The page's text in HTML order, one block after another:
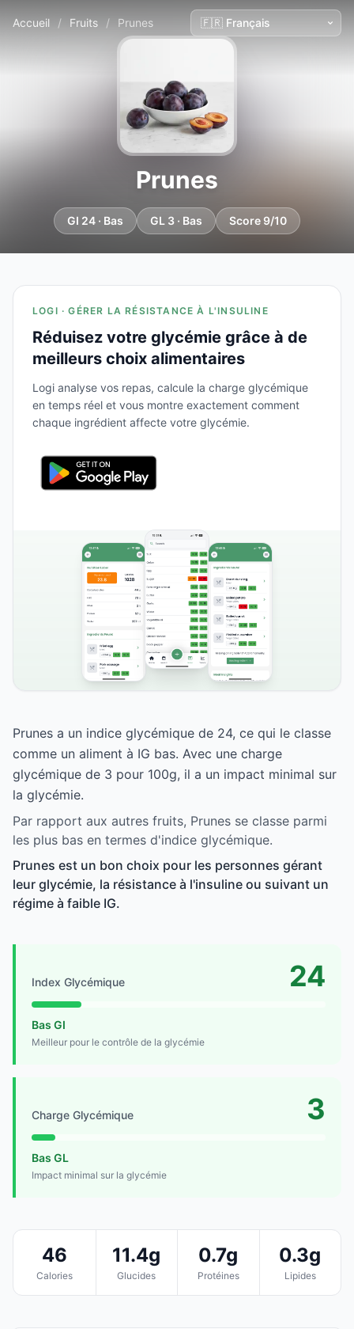
Accueil / Fruits / Prunes
Prunes
GI 24 · Bas GL 3 · Bas Score 9/10
LOGI · GÉRER LA RÉSISTANCE À L'INSULINE
Réduisez votre glycémie grâce à de
meilleurs choix alimentaires
Logi analyse vos repas, calcule la charge glycémique
en temps réel et vous montre exactement comment
chaque ingrédient affecte votre glycémie.
Prunes a un indice glycémique de 24, ce qui le classe
comme un aliment à IG bas. Avec une charge
glycémique de 3 pour 100g, il a un impact minimal sur
la glycémie.
Par rapport aux autres fruits, Prunes se classe parmi
les plus bas en termes d'indice glycémique.
Prunes est un bon choix pour les personnes gérant
leur glycémie, la résistance à l'insuline ou suivant un
régime à faible IG.
Index Glycémique 24
Bas GI
Meilleur pour le contrôle de la glycémie
Charge Glycémique 3
Bas GL
Impact minimal sur la glycémie
46
Calories
11.4g
Glucides
0.7g
Protéines
0.3g
Lipides